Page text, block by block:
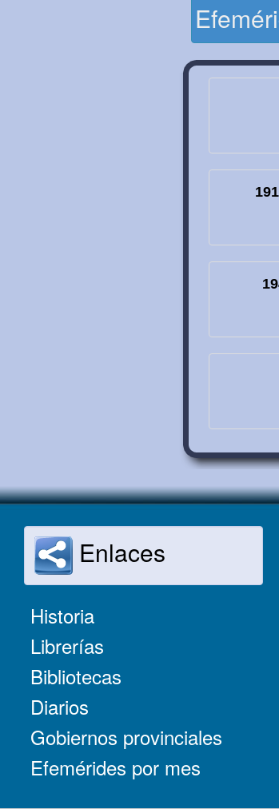
Enlaces
Historia
Librerías
Bibliotecas
Diarios
Gobiernos provinciales
Efemérides por mes